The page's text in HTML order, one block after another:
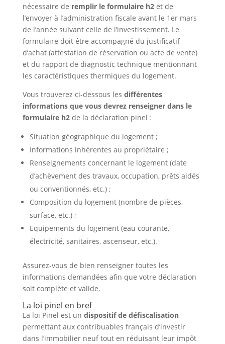
nécessaire de remplir le formulaire h2et de
l’envoyer à l’administration fiscale avant le 1er mars
de l’année suivant celle de l’investissement. Le
formulaire doit être accompagné du justificatif
d’achat (attestation de réservation ou acte de vente)
et du rapport de diagnostic technique mentionnant
les caractéristiques thermiques du logement.
Vous trouverez ci-dessous les différentes
informations que vous devrez renseigner dans le
formulaire h2de la déclaration pinel :
Situation géographique du logement ;
Informations inhérentes au propriétaire ;
Renseignements concernant le logement (date
d’achèvement des travaux, occupation, prêts aidés
ou conventionnés, etc.) ;
Composition du logement (nombre de pièces,
surface, etc.) ;
Equipements du logement (eau courante,
électricité, sanitaires, ascenseur, etc.).
Assurez-vous de bien renseigner toutes les
informations demandées afin que votre déclaration
soit complète et valide.
La loi pinel en bref
La loi Pinel est un dispositif de défiscalisation
permettant aux contribuables français d’investir
dans l’immobilier neuf tout en réduisant leur impôt